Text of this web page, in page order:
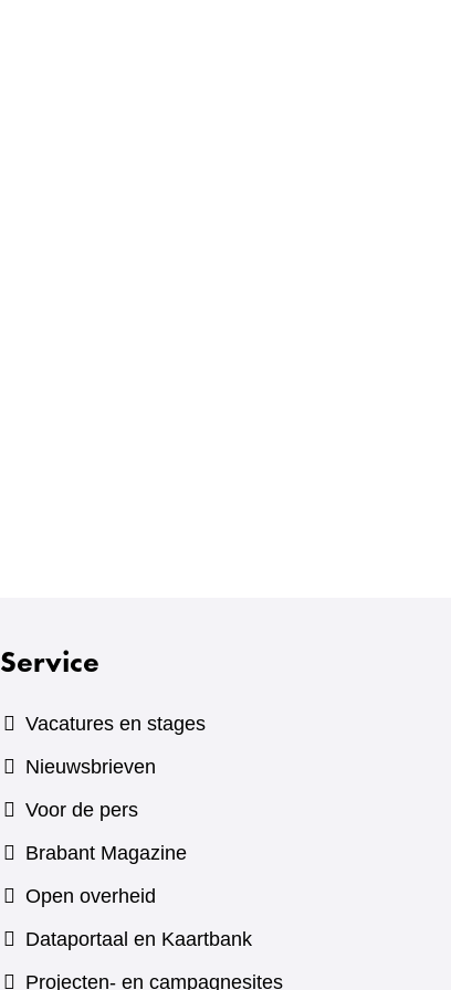
Service
Vacatures en stages
Nieuwsbrieven
Voor de pers
Brabant Magazine(verwijst
andere
website)
Open overheid
Dataportaal en Kaartbank(verwijst
naar
Projecten- en campagnesites